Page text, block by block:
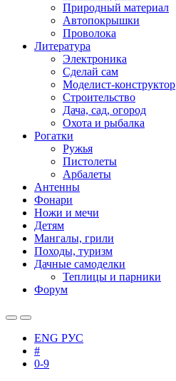
Природный материал
Автопокрышки
Проволока
Литература
Электроника
Сделай сам
Моделист-конструктор
Строительство
Дача, сад, огород
Охота и рыбалка
Рогатки
Ружья
Пистолеты
Арбалеты
Антенны
Фонари
Ножи и мечи
Детям
Мангалы, грили
Походы, туризм
Дачные самоделки
Теплицы и парники
Форум
ENG РУС
#
0-9